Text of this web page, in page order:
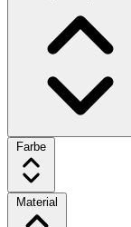
Farbe
Material